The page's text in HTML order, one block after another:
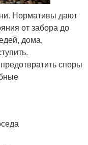
Нормативы дают
от забора до
дома,
споры